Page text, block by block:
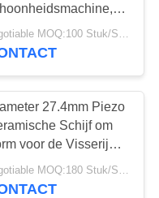
10
2Mhz Piezo Schijf
Duurzaamheid
negotiable MOQ:100 Stuk/Stukken
27.4mm Piezo
Schijf om
voor de Visserij
Vinderomvormer